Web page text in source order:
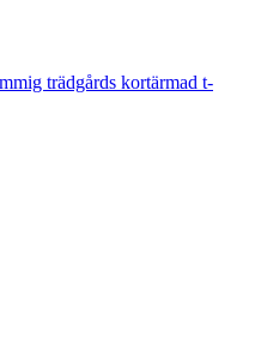
trädgårds kortärmad t-